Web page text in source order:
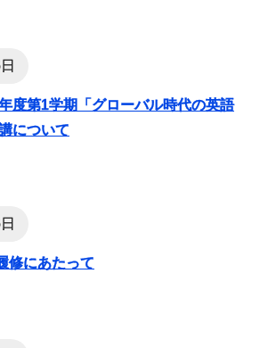
度第1学期「グローバル時代の英語
について
修にあたって